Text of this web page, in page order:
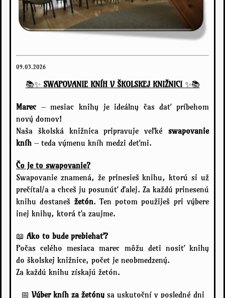
09.03.2026
📚✨ SWAPOVANIE KNÍH V ŠKOLSKEJ KNIŽNICI ✨📚
Marec – mesiac knihy je ideálny čas dať príbehom
nový domov!
Naša školská knižnica pripravuje veľké swapovanie
kníh – teda výmenu kníh medzi deťmi.
Čo je to swapovanie?
Swapovanie znamená, že prinesieš knihu, ktorú si už
prečítal/a a chceš ju posunúť ďalej. Za každú prinesenú
knihu dostaneš žetón. Ten potom použiješ pri výbere
inej knihy, ktorá ťa zaujme.
📖 Ako to bude prebiehať?
Počas celého mesiaca marec môžu deti nosiť knihy
do školskej knižnice, počet je neobmedzený.
Za každú knihu získajú žetón.
📅Výber kníh za žetónysa uskutoční v posledné dni